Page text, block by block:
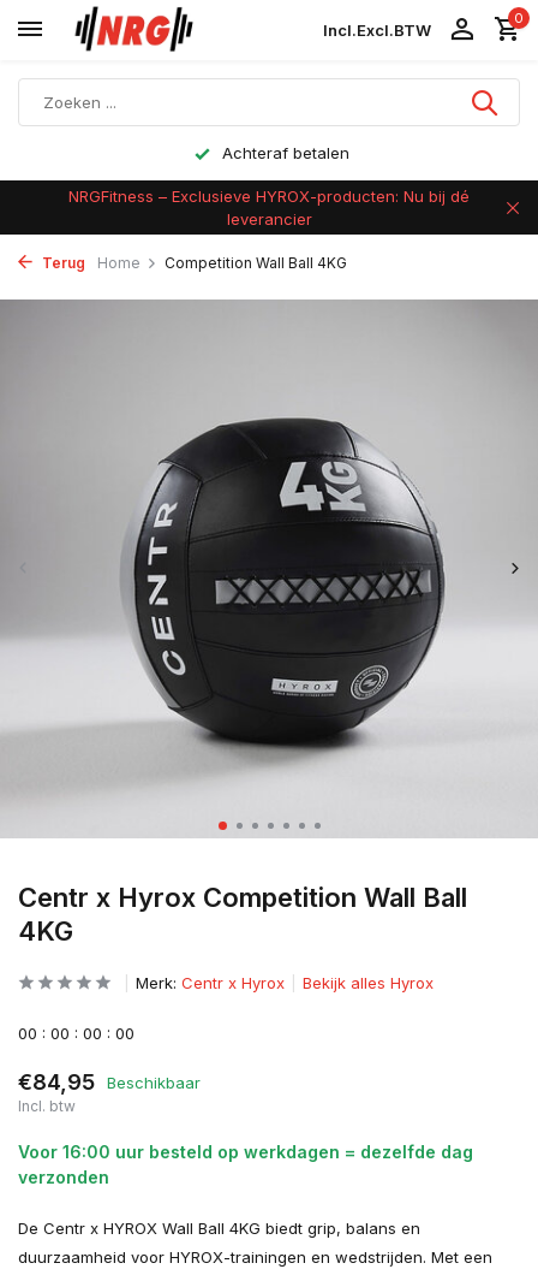
Incl.Excl.BTW
0
Achteraf betalen
NRGFitness – Exclusieve HYROX-producten: Nu bij dé
leverancier
Terug Home Competition Wall Ball 4KG
Centr x Hyrox Competition Wall Ball
4KG
Merk: Centr x Hyrox Bekijk alles Hyrox
00 : 00 : 00 : 00
€84,95 Beschikbaar
Incl. btw
Voor 16:00 uur besteld op werkdagen = dezelfde dag
verzonden
De Centr x HYROX Wall Ball 4KG biedt grip, balans en
duurzaamheid voor HYROX-trainingen en wedstrijden. Met een